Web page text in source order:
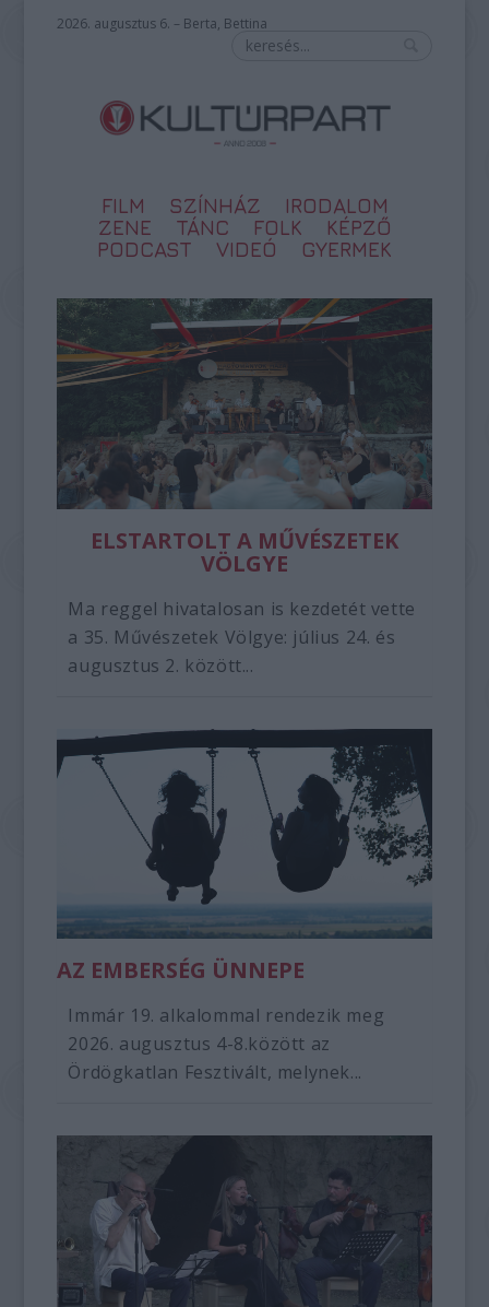
2026. augusztus 6. – Berta, Bettina
FILM SZÍNHÁZ
IRODALOM
ZENE
TÁNC FOLK
KÉPZŐ
PODCAST
VIDEÓ GYERMEK
ELSTARTOLT A MŰVÉSZETEK
VÖLGYE
Ma reggel hivatalosan is kezdetét vette
a 35. Művészetek Völgye: július 24. és
augusztus 2. között...
AZ EMBERSÉG ÜNNEPE
Immár 19. alkalommal rendezik meg
2026. augusztus 4-8.között az
Ördögkatlan Fesztivált, melynek...